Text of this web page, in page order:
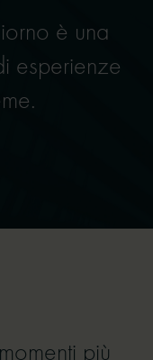
è una
esperienze
è una
esperienze
più
più